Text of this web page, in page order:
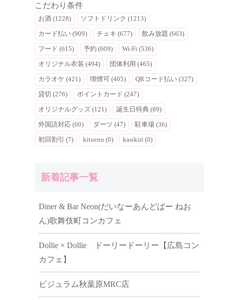
こだわり条件
お酒 (1228) ソフトドリンク (1213)
カード払い (909) チェキ (677) 飲み放題 (663)
フード (615) 予約 (609) Wi-Fi (536)
オリジナル衣装 (494) 団体利用 (465)
カラオケ (421) 喫煙可 (405) QRコード払い (327)
貸切 (276) ポイントカード (247)
オリジナルグッズ (121) 誕生日特典 (89)
外国語対応 (60) ダーツ (47) 駐車場 (36)
初回割引 (7) kituenn (0) kasikiri (0)
新着記事一覧
Diner & Bar Neon(だいなーあんどばー ねお
ん)歌舞伎町コンカフェ
Dollie × Dollie ドーリードーリー【広島コン
カフェ】
ビジュラム秋葉原MRC店